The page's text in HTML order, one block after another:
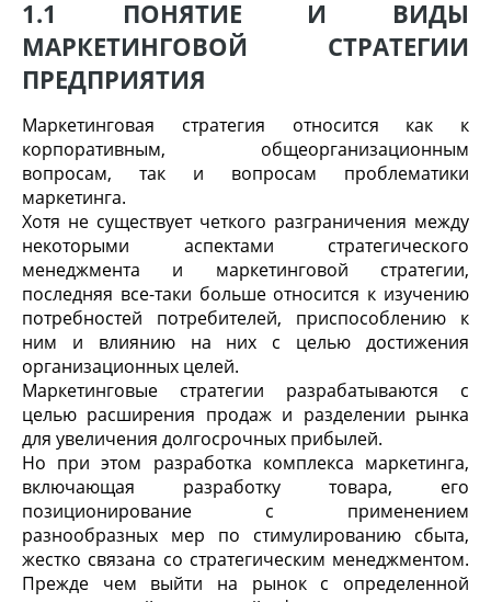
1.1 ПОНЯТИЕ И ВИДЫ
МАРКЕТИНГОВОЙ СТРАТЕГИИ
ПРЕДПРИЯТИЯ
Маркетинговая стратегия относится как к
корпоративным, общеорганизационным
вопросам, так и вопросам проблематики
маркетинга.
Хотя не существует четкого разграничения между
некоторыми аспектами стратегического
менеджмента и маркетинговой стратегии,
последняя все-таки больше относится к изучению
потребностей потребителей, приспособлению к
ним и влиянию на них с целью достижения
организационных целей.
Маркетинговые стратегии разрабатываются с
целью расширения продаж и разделении рынка
для увеличения долгосрочных прибылей.
Но при этом разработка комплекса маркетинга,
включающая разработку товара, его
позиционирование с применением
разнообразных мер по стимулированию сбыта,
жестко связана со стратегическим менеджментом.
Прежде чем выйти на рынок с определенной